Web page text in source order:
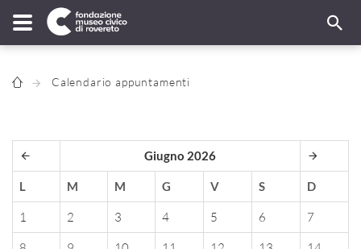
Calendario appuntamenti
Giugno 2026
L M M G V S D
1 2 3 4 5 6
7